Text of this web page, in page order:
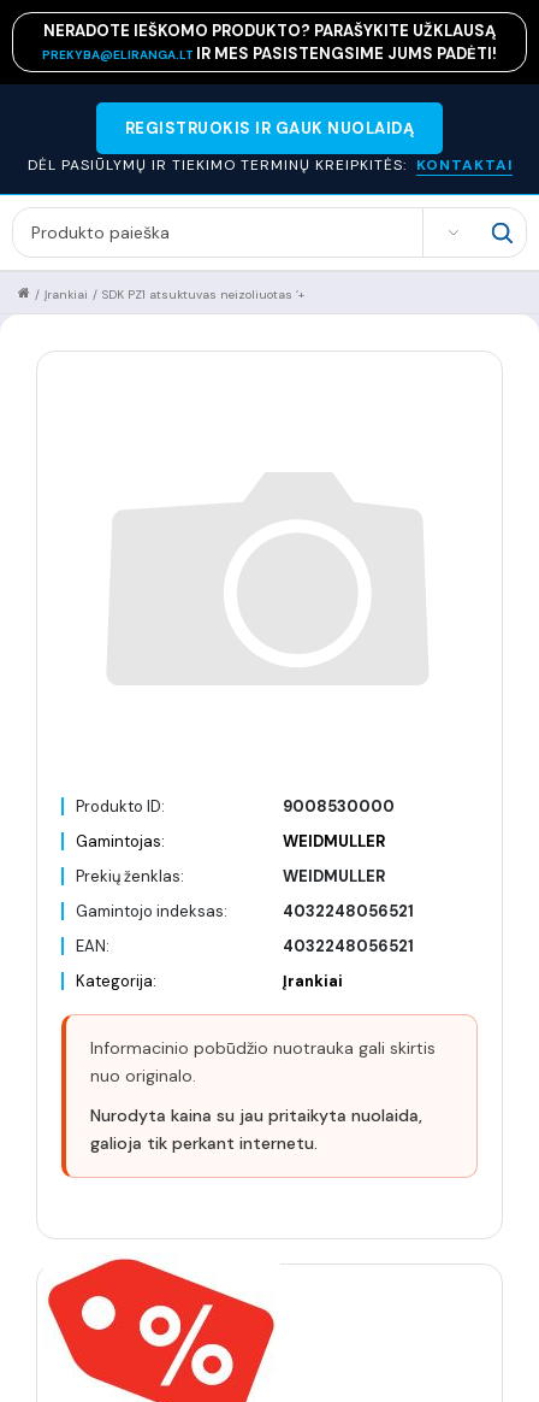
NERADOTE IEŠKOMO PRODUKTO? PARAŠYKITE UŽKLAUSĄ
PREKYBA@ELIRANGA.LT IR MES PASISTENGSIME JUMS PADĖTI!
REGISTRUOKIS IR GAUK NUOLAIDĄ
DĖL PASIŪLYMŲ IR TIEKIMO TERMINŲ KREIPKITĖS: KONTAKTAI
SEARCH
SDK PZ1 atsuktuvas neizoliuotas ’+
/
Įrankiai
/
Produkto ID:
9008530000
Gamintojas:
WEIDMULLER
Prekių ženklas:
WEIDMULLER
Gamintojo indeksas:
4032248056521
EAN:
4032248056521
Kategorija:
Įrankiai
Informacinio pobūdžio nuotrauka gali skirtis
nuo originalo.
Nurodyta kaina su jau pritaikyta nuolaida,
galioja tik perkant internetu.